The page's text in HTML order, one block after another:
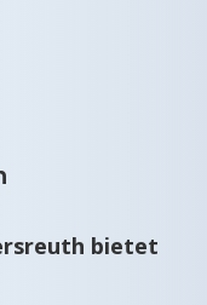
bietet